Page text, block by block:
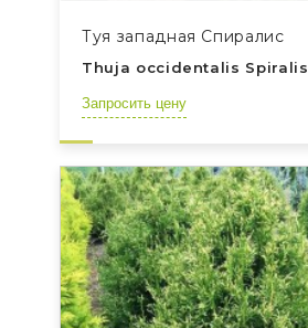
Туя западная Спиралис
Thuja occidentalis Spiralis
Запросить цену